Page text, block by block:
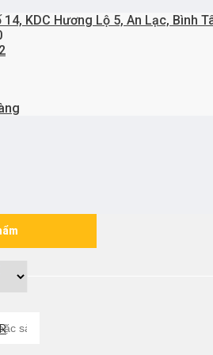
KDC Hương Lộ 5, An Lạc, Bình